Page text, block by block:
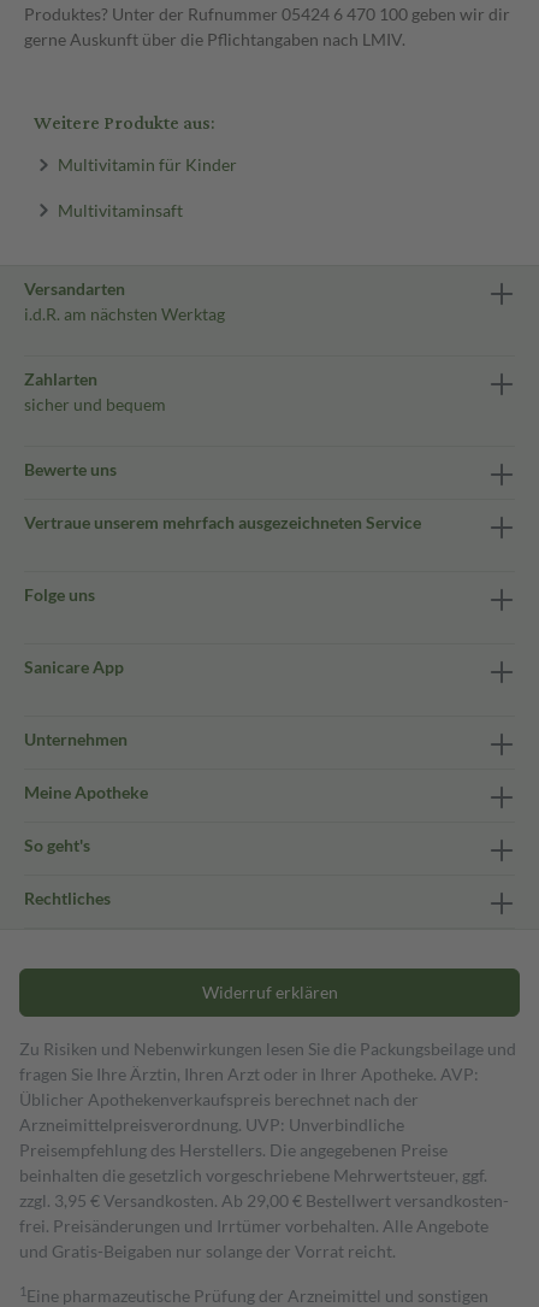
Produktes? Unter der Rufnummer 05424 6 470 100 geben wir dir
gerne Auskunft über die Pflichtangaben nach LMIV.
Weitere Produkte aus:
Multivitamin für Kinder
Multivitaminsaft
Versandarten
i.d.R. am nächsten Werktag
Zahlarten
sicher und bequem
Bewerte uns
Vertraue unserem mehrfach ausgezeichneten Service
Folge uns
Sanicare App
Unternehmen
Meine Apotheke
So geht's
Rechtliches
Widerruf erklären
Zu Risiken und Nebenwirkungen lesen Sie die Packungsbeilage und
fragen Sie Ihre Ärztin, Ihren Arzt oder in Ihrer Apotheke. AVP:
Üblicher Apothekenverkaufspreis berechnet nach der
Arzneimittelpreisverordnung. UVP: Unverbindliche
Preisempfehlung des Herstellers. Die angegebenen Preise
beinhalten die gesetzlich vorgeschriebene Mehrwertsteuer, ggf.
zzgl. 3,95 € Versandkosten. Ab 29,00 € Bestell­wert versand­kosten­
frei. Preisänderungen und Irrtümer vorbehalten. Alle Angebote
und Gratis-Beigaben nur solange der Vorrat reicht.
1 Eine pharmazeutische Prüfung der Arzneimittel und sonstigen